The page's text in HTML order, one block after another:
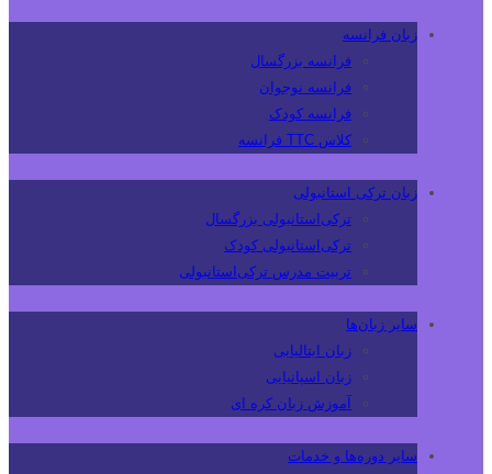
زبان فرانسه
فرانسه بزرگسال
فرانسه نوجوان
فرانسه کودک
کلاس TTC فرانسه
زبان ترکی استانبولی
ترکی‌استانبولی بزرگسال
ترکی‌استانبولی کودک
تربیت مدرس ترکی‌استانبولی
سایر زبان‌ها
زبان ایتالیایی
زبان اسپانیایی
آموزش زبان کره ای
سایر دوره‌ها و خدمات